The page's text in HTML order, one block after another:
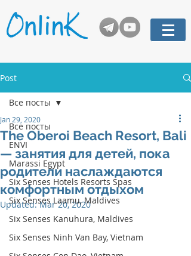
Post
Все посты
ENVI
Marassi Egypt
Six Senses Hotels Resorts Spas
Six Senses Laamu, Maldives
Six Senses Kanuhura, Maldives
Six Senses Ninh Van Bay, Vietnam
Все посты
The Oberoi Beach Resort, Bali
— занятия для детей, пока
родители наслаждаются
комфортным отдыхом
Jan 29, 2020
Updated:Mar 20, 2020